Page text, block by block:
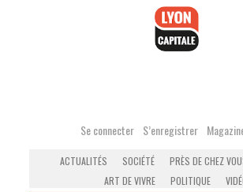
Se connecter S’enregistrer
ACTUALITÉS SOCIÉTÉ PRÈS DE CHEZ
ART DE VIVRE
POLITIQUE